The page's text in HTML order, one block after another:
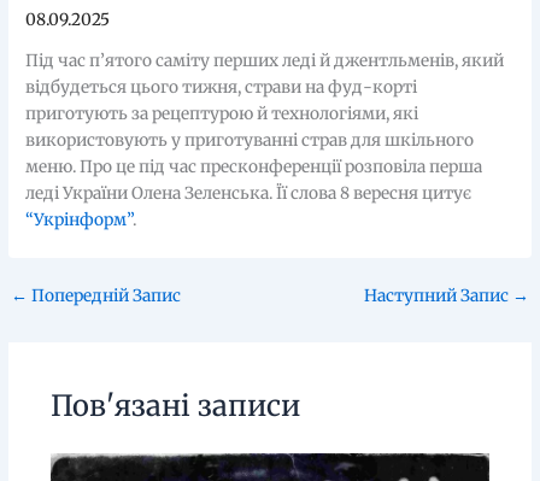
08.09.2025
Під час п’ятого саміту перших леді й джентльменів, який
відбудеться цього тижня, страви на фуд-корті
приготують за рецептурою й технологіями, які
використовують у приготуванні страв для шкільного
меню. Про це під час пресконференції розповіла перша
леді України Олена Зеленська. Її слова 8 вересня цитує
“Укрінформ”.
← Попередній Запис Наступний Запис →
Пов'язані записи